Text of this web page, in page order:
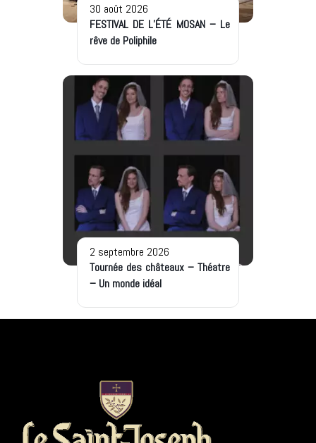
30 août 2026
FESTIVAL DE L’ÉTÉ MOSAN – Le
rêve de Poliphile
2 septembre 2026
Tournée des châteaux – Théatre
– Un monde idéal